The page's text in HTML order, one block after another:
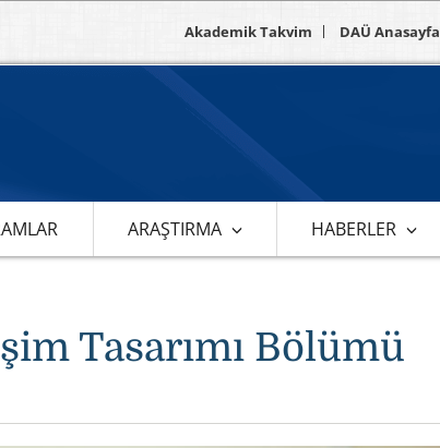
Akademik Takvim DAÜ Anasayfa
ARAŞTIRMA HABERLER
Tasarımı Bölümü